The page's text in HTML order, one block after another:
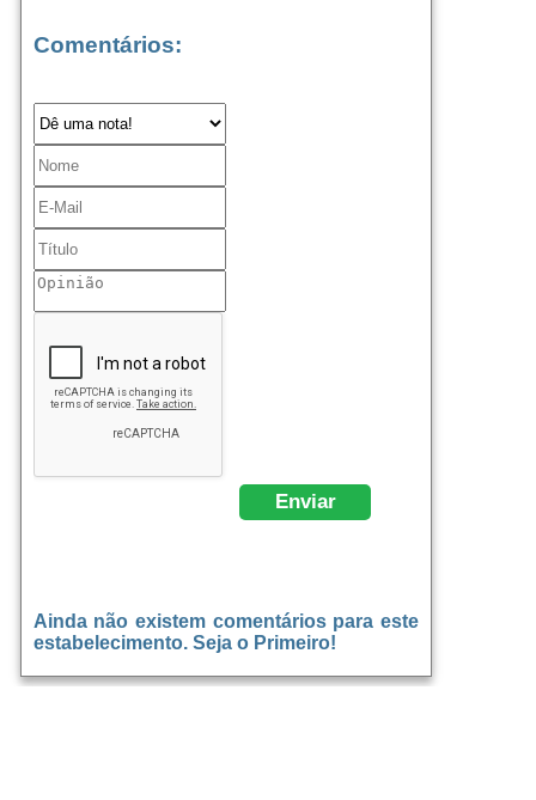
Comentários:
Ainda não existem comentários para este
estabelecimento. Seja o Primeiro!